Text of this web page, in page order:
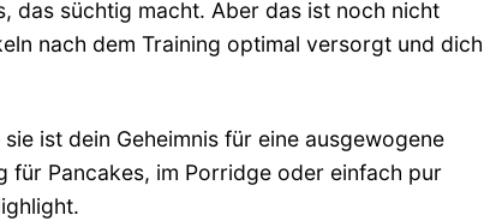
das süchtig macht. Aber das ist noch nicht
nach dem Training optimal versorgt und dich
sie ist dein Geheimnis für eine ausgewogene
für Pancakes, im Porridge oder einfach pur